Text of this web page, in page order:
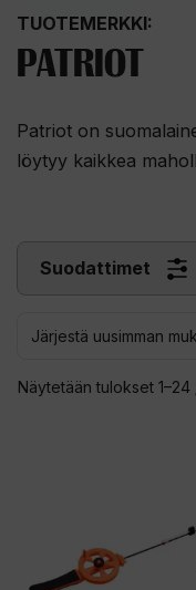
TUOTEMERKKI:
PATRIOT
Patriot on
löytyy kaikkea
Suodattimet
Näytetään tulokset 1–24